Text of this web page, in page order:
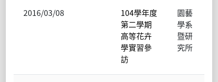
2016/03/08
104學年度
第二學期
高等花卉
學實習參
訪
園藝
學系
暨研
究所